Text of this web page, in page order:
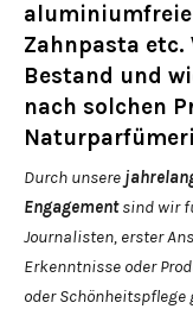
aluminiumfreie
Zahnpasta etc.
Bestand und
nach solchen
Durch unsere
Engagementsind wir
Journalisten, erster
Erkenntnisse oder
oder